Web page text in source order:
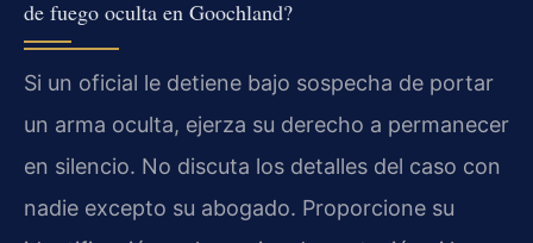
de fuego oculta en Goochland?
Si un oficial le detiene bajo sospecha de portar
un arma oculta, ejerza su derecho a permanecer
en silencio. No discuta los detalles del caso con
nadie excepto su abogado. Proporcione su